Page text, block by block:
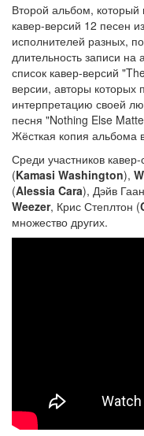
Второй альбом, который
кавер-версий 12 песен
исполнителей разных,
длительность записи
список кавер-версий
версии, авторы которых
интерпретацию своей
песня "Nothing Else
Жёсткая копия альбома
Среди участников
(Kamasi Washington),
(Alessia Cara), Дэйв
Weezer, Крис Степлтон (
множество других.